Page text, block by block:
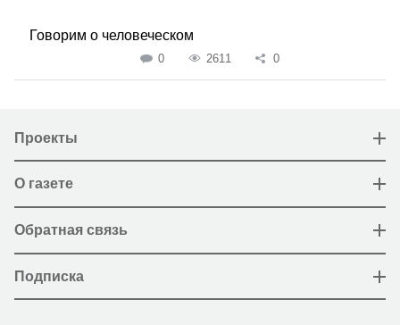
Говорим о человеческом
0 2611 0
Проекты
О газете
Обратная связь
Подписка